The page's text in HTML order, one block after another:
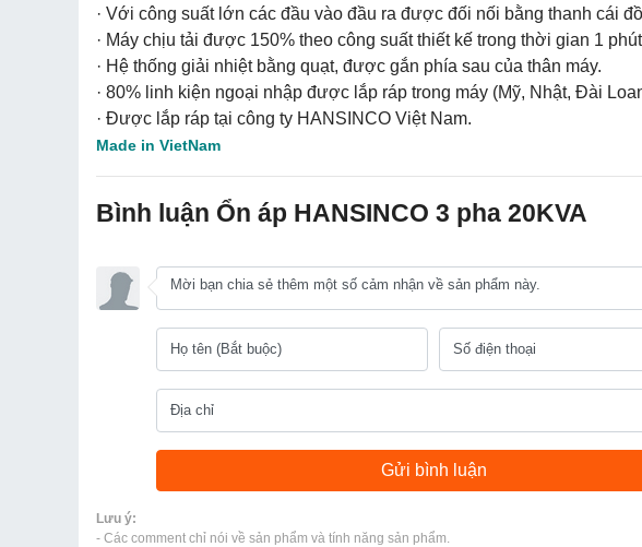
· Với công suất lớn các đầu vào đầu ra được đối nối bằng thanh cái
· Máy chịu tải được 150% theo công suất thiết kế trong thời gian 1
· Hệ thống giải nhiệt bằng quạt, được gắn phía sau của thân máy.
· 80% linh kiện ngoại nhập được lắp ráp trong máy (Mỹ, Nhật, Đài
· Được lắp ráp tại công ty HANSINCO Việt Nam.
Made in VietNam
Bình luận Ổn áp HANSINCO 3 pha 20KVA
Lưu ý:
- Các comment chỉ nói về sản phẩm và tính năng sản phẩm.